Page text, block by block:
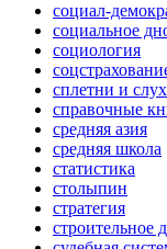
социал-
социальное
социология
сплетни и
справочные
средняя азия
средняя школа
статистика
столыпин
стратегия
строительное